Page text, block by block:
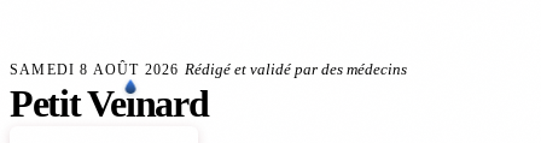
SAMEDI 8 AOÛT 2026 Rédigé et validé par des médecins
PetitVeınard